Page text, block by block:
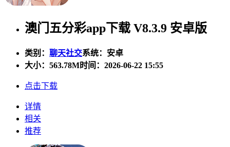
澳门五分彩app下载 V8.3.9 安卓版
类别： 聊天社交系统：安卓
大小： 563.78M时间：2026-06-22 15:55
点击下载
详情
相关
推荐